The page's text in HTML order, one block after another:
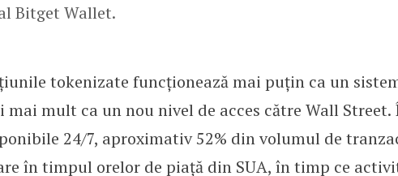
Bitget Wallet.
tokenizate funcționează mai puțin ca un
mult ca un nou nivel de acces către Wall Street.
24/7, aproximativ 52% din volumul de
în timpul orelor de piață din SUA, în timp ce